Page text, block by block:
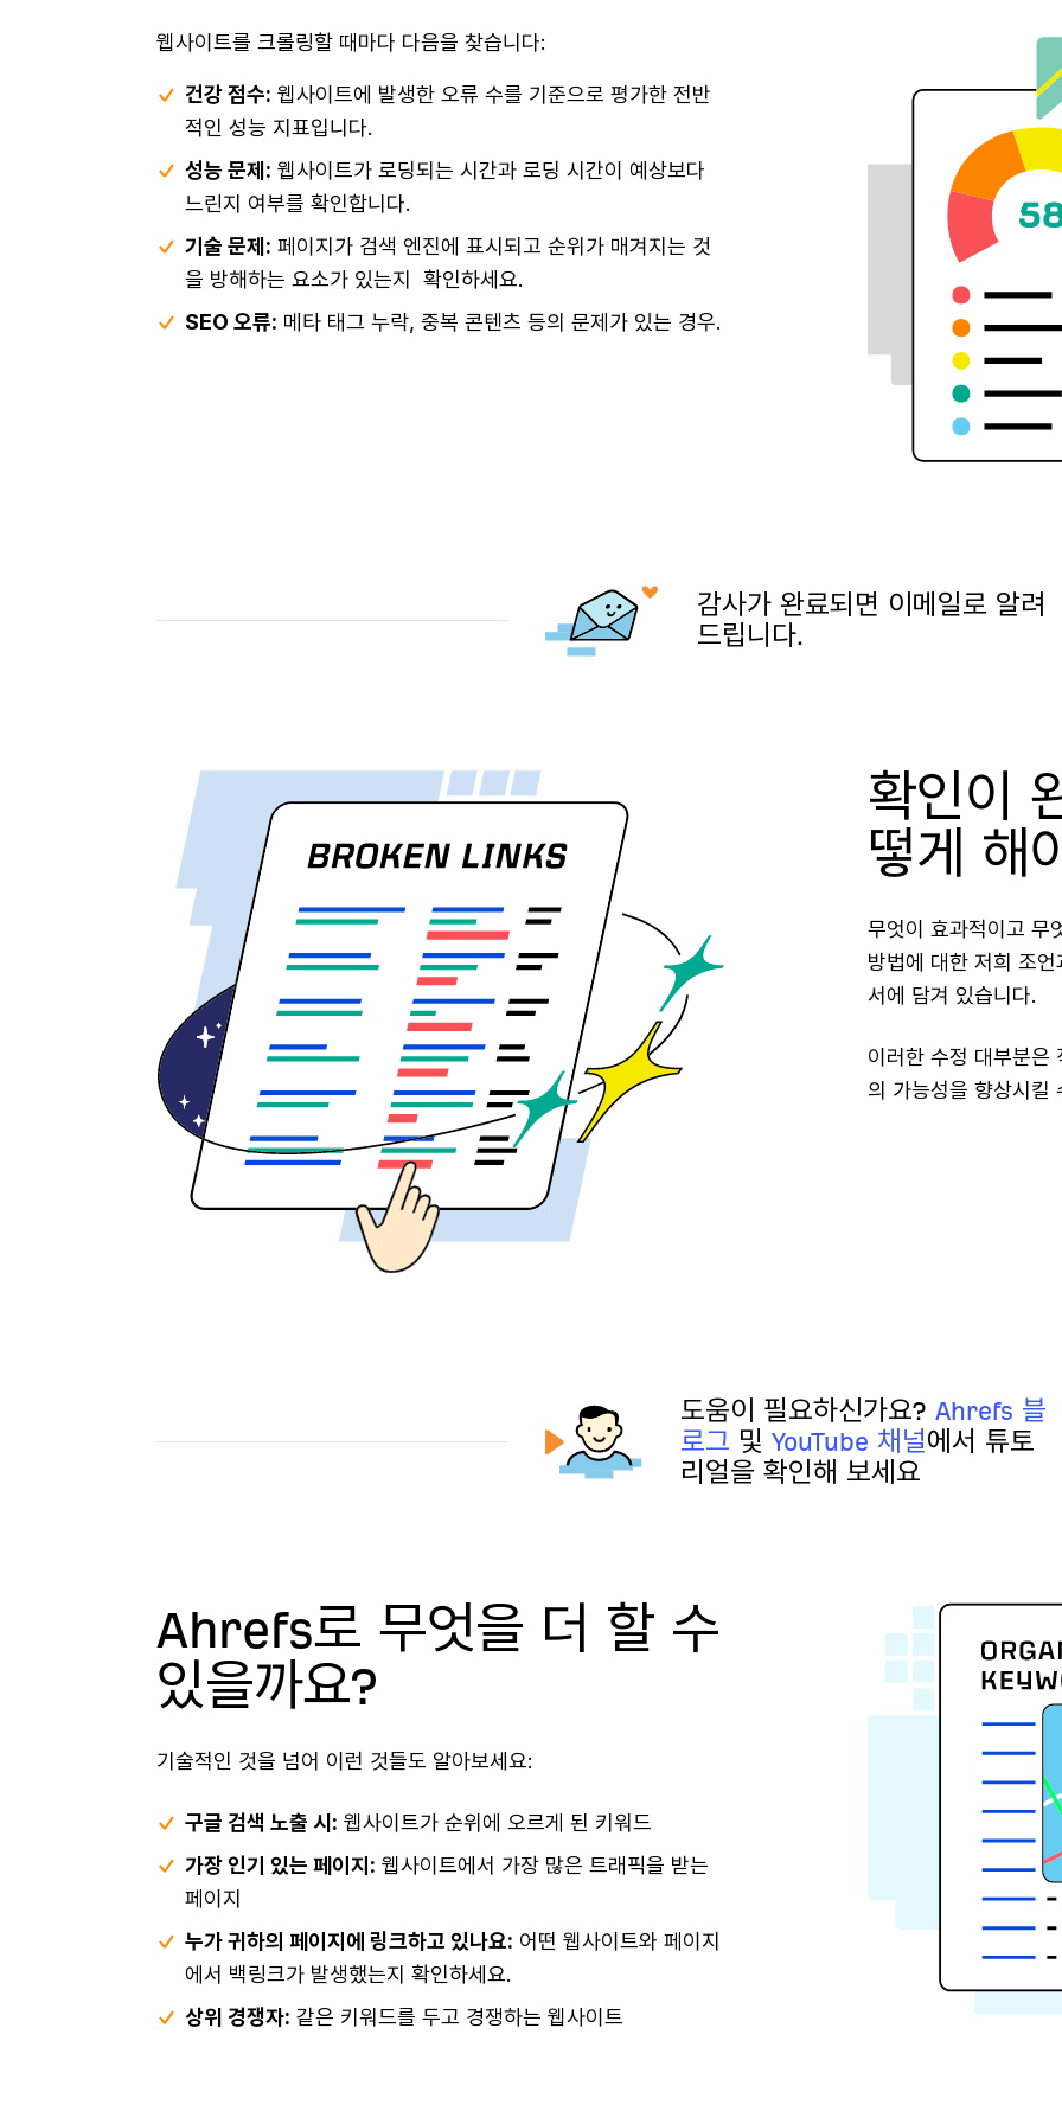
웹사이트를 크롤링할 때마다 다음을 찾습니다:
건강 점수: 웹사이트에 발생한 오류 수를 기준으로 평가한 전반
적인 성능 지표입니다.
성능 문제: 웹사이트가 로딩되는 시간과 로딩 시간이 예상보다
느린지 여부를 확인합니다.
기술 문제: 페이지가 검색 엔진에 표시되고 순위가 매겨지는 것
을 방해하는 요소가 있는지 확인하세요.
SEO 오류: 메타 태그 누락, 중복 콘텐츠 등의 문제가 있는 경우.
감사가 완료되면 이메일로 알려
드립니다.
확인이
떻게 해
무엇이 효과적이고 무
방법에 대한 저희 조
서에 담겨 있습니다.
이러한 수정 대부분은
의 가능성을 향상시킬
도움이 필요하신가요? Ahrefs 블
로그 및 YouTube 채널에서 튜토
리얼을 확인해 보세요
Ahrefs로 무엇을 더 할 수
있을까요?
기술적인 것을 넘어 이런 것들도 알아보세요:
구글 검색 노출 시: 웹사이트가 순위에 오르게 된 키워드
가장 인기 있는 페이지: 웹사이트에서 가장 많은 트래픽을 받는
페이지
누가 귀하의 페이지에 링크하고 있나요: 어떤 웹사이트와 페이지
에서 백링크가 발생했는지 확인하세요.
상위 경쟁자: 같은 키워드를 두고 경쟁하는 웹사이트